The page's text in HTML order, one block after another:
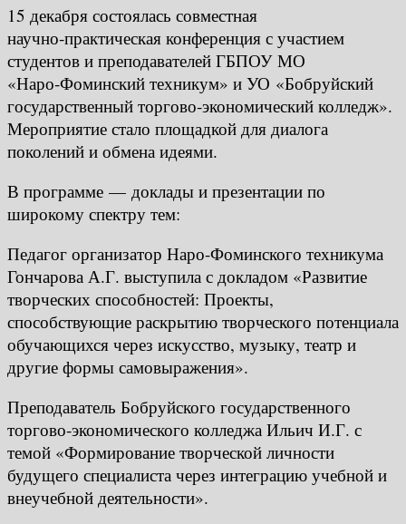
15 декабря состоялась совместная
научно‑практическая конференция с участием
студентов и преподавателей ГБПОУ МО
«Наро‑Фоминский техникум» и УО «Бобруйский
государственный торгово‑экономический колледж».
Мероприятие стало площадкой для диалога
поколений и обмена идеями.
В программе — доклады и презентации по
широкому спектру тем:
Педагог организатор Наро-Фоминского техникума
Гончарова А.Г. выступила с докладом «Развитие
творческих способностей: Проекты,
способствующие раскрытию творческого потенциала
обучающихся через искусство, музыку, театр и
другие формы самовыражения».
Преподаватель Бобруйского государственного
торгово‑экономического колледжа Ильич И.Г. с
темой «Формирование творческой личности
будущего специалиста через интеграцию учебной и
внеучебной деятельности».